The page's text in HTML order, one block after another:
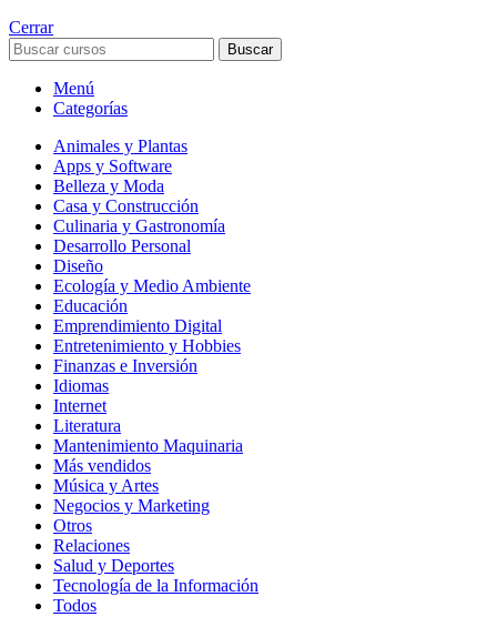
Cerrar
Buscar
Menú
Categorías
Animales y Plantas
Apps y Software
Belleza y Moda
Casa y Construcción
Culinaria y Gastronomía
Desarrollo Personal
Diseño
Ecología y Medio Ambiente
Educación
Emprendimiento Digital
Entretenimiento y Hobbies
Finanzas e Inversión
Idiomas
Internet
Literatura
Mantenimiento Maquinaria
Más vendidos
Música y Artes
Negocios y Marketing
Otros
Relaciones
Salud y Deportes
Tecnología de la Información
Todos